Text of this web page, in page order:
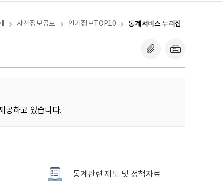
로
사전정보공표 인기정보TOP10 통계서비스 누리집
공하고 있습니다.
통계관련 제도 및 정책자료